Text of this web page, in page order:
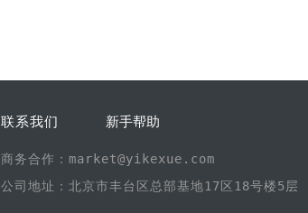
联系我们 新手帮助
商务合作：market@yikexue.com
公司地址：北京市丰台区总部基地17区18号楼5层